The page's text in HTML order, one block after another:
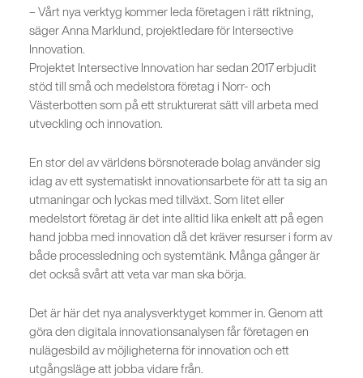
– Vårt nya verktyg kommer leda företagen i rätt riktning,
säger Anna Marklund, projektledare för Intersective
Innovation.
Projektet Intersective Innovation har sedan 2017 erbjudit
stöd till små och medelstora företag i Norr- och
Västerbotten som på ett strukturerat sätt vill arbeta med
utveckling och innovation.
En stor del av världens börsnoterade bolag använder sig
idag av ett systematiskt innovationsarbete för att ta sig an
utmaningar och lyckas med tillväxt. Som litet eller
medelstort företag är det inte alltid lika enkelt att på egen
hand jobba med innovation då det kräver resurser i form av
både processledning och systemtänk. Många gånger är
det också svårt att veta var man ska börja.
Det är här det nya analysverktyget kommer in. Genom att
göra den digitala innovationsanalysen får företagen en
nulägesbild av möjligheterna för innovation och ett
utgångsläge att jobba vidare från.